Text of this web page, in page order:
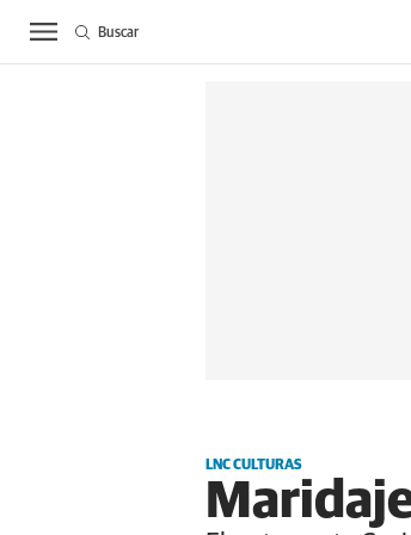
Buscar
LNC CULTURAS